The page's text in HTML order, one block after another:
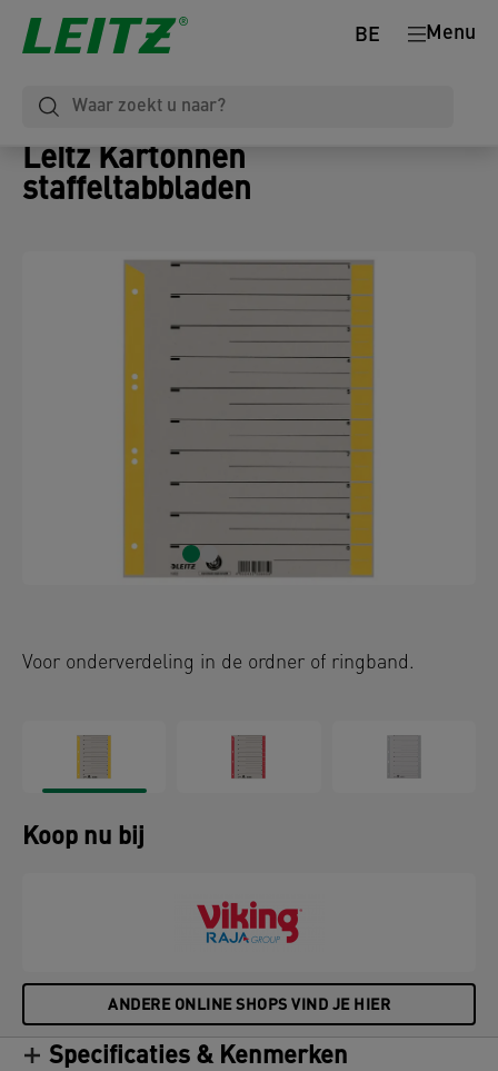
Menu
BE
Leitz Kartonnen
staffeltabbladen
Voor onderverdeling in de ordner of ringband.
Koop nu bij
ANDERE ONLINE SHOPS VIND JE HIER
Specificaties & Kenmerken